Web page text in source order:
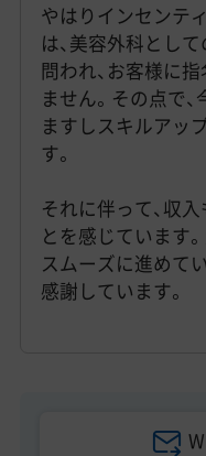
やはりインセンテ
は、美容外科とし
問われ、お客様に
ません。その点で
ますしスキルアッ
す。
それに伴って、収
とを感じています
スムーズに進めて
感謝しています。